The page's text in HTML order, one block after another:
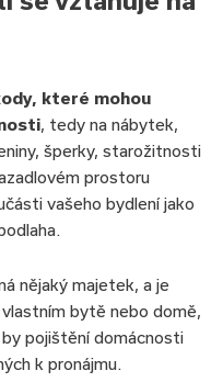
které mohou
, tedy na nábytek,
šperky, starožitnosti
prostoru
vašeho bydlení jako
nějaký majetek, a je
bytě nebo domě,
pojištění domácnosti
k pronájmu.